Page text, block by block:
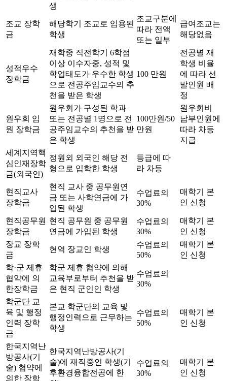
생
조교 장학
금
해당학기 조교로 임용된
학생
조교구분에
따라 전액
또는 일부
급여조교는
해당없음
성적우수
장학금
재학중 직전학기 6학점
이상 이수자중, 성적 및
학업태도가 우수한 학생
으로 전공주임교수의 추
천을 받은 학생
100 만원
전공별 재
학생 비율
에 따라 선
발인원 배
정
원우회 임
원 장학금
원우회가 구성된 학과
또는 전공별 1명으로 전
공주임교수의 추천을 받
은 학생
100만원/50
만원
원우회비
납부인원에
따라 차등
지급
세계지역핵
심인재장학
금(외국인)
정원외 외국인 해당 전
형으로 입학한 학생
등급에 따
라 차등
현직교사
장학금
현직 교사 중 공무원연
금 또는 사학연금에 가
입된 학생
수업료의
30%
매학기 본
인 신청
현직공무원
장학금
현직 공무원 중 공무원
연금에 가입된 학생
수업료의
30%
매학기 본
인 신청
장교 장학
금
현역 장교인 학생
수업료의
50%
매학기 본
인 신청
학·군 제휴
협약에 의
한장학금
학군 제휴 협약에 의해
교육부로부터 추천을 받
은 현직 군인인 학생
수업료의
30%
학군단 교
육 및 행정
인력 장학
금
본교 학군단의 교육 및
행정인력으로 근무하는
학생
수업료의
50%
매학기 본
인 신청
한국지역난
방공사(기
술) 협약에
의한 장학
한국지역난방공사(기
술)에 재직중인 학생(기
후환경융합전공에 한
수업료의
30%
매학기 본
인 신청